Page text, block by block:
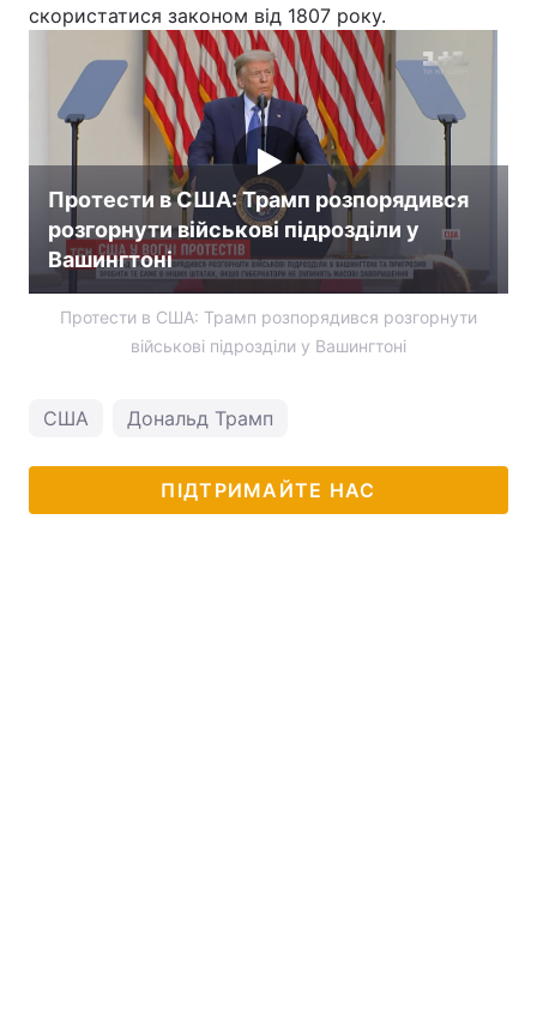
скористатися законом від 1807 року.
Протести в США: Трамп розпорядився
розгорнути військові підрозділи у
Вашингтоні
Протести в США: Трамп розпорядився розгорнути
військові підрозділи у Вашингтоні
США Дональд Трамп
ПІДТРИМАЙТЕ НАС